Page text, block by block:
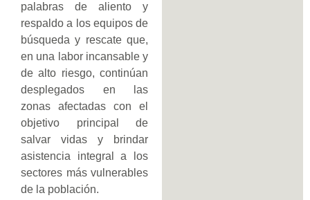
palabras de aliento y
respaldo a los equipos de
búsqueda y rescate que,
en una labor incansable y
de alto riesgo, continúan
desplegados en las
zonas afectadas con el
objetivo principal de
salvar vidas y brindar
asistencia integral a los
sectores más vulnerables
de la población.